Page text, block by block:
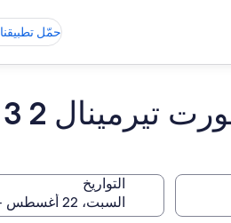
حمّل تطبيقنا
تيرمينال 2 3
التواريخ